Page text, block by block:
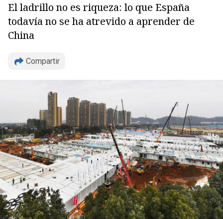
El ladrillo no es riqueza: lo que España
todavía no se ha atrevido a aprender de
China
Compartir